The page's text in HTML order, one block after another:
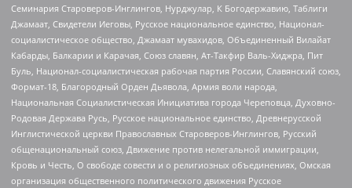
Семинария Староверов-Инглингов, Нурджулар, К Богодержавию, Таблиги
Джамаат, Свидетели Иеговы, Русское национальное единство, Национал-
социалистическое общество, Джамаат мувахидов, Объединенный Вилайат
Кабарды, Балкарии и Карачая, Союз славян, Ат-Такфир Валь-Хиджра, Пит
Буль, Национал-социалистическая рабочая партия России, Славянский союз,
Формат-18, Благородный Орден Дьявола, Армия воли народа,
Национальная Социалистическая Инициатива города Череповца, Духовно-
Родовая Держава Русь, Русское национальное единство, Древнерусской
Инглистической церкви Православных Староверов-Инглингов, Русский
общенациональный союз, Движение против нелегальной иммиграции,
Кровь и Честь, О свободе совести и о религиозных объединениях, Омская
организация общественного политического движения Русское